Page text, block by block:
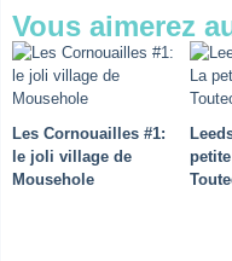
Vous aimerez
Les Cornouailles #1:
le joli village de
Mousehole